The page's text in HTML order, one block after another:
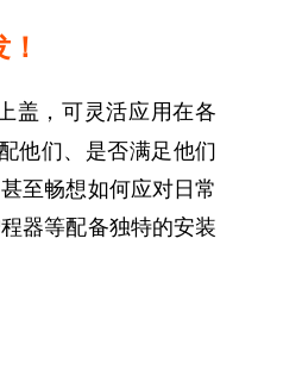
盖，可灵活应用在各
他们、是否满足他们
至畅想如何应对日常
器等配备独特的安装